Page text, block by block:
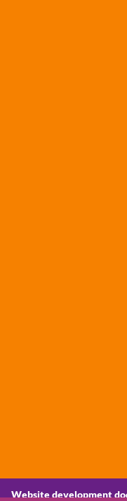
Website development